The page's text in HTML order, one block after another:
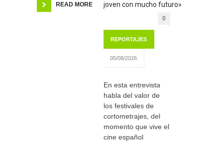
READ MORE
joven con mucho futuro»
0
REPORTAJES
05/08/2026
En esta entrevista
habla del valor de
los festivales de
cortometrajes, del
momento que vive el
cine español